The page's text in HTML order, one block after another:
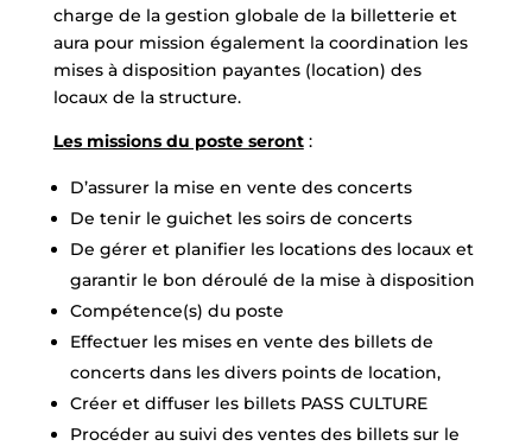
charge de la gestion globale de la billetterie et
aura pour mission également la coordination les
mises à disposition payantes (location) des
locaux de la structure.
Les missions du poste seront:
D’assurer la mise en vente des concerts
De tenir le guichet les soirs de concerts
De gérer et planifier les locations des locaux et
garantir le bon déroulé de la mise à disposition
Compétence(s) du poste
Effectuer les mises en vente des billets de
concerts dans les divers points de location,
Créer et diffuser les billets PASS CULTURE
Procéder au suivi des ventes des billets sur le